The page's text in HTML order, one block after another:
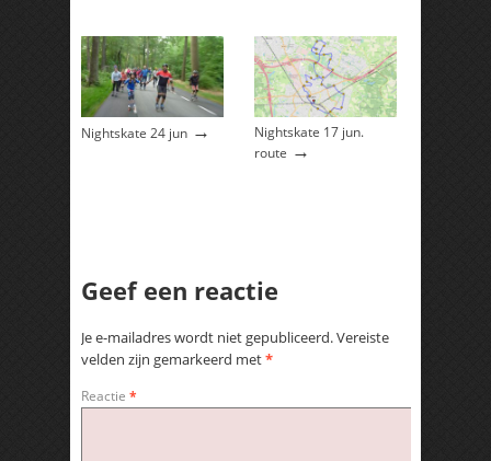
Nightskate 24 jun →
Nightskate 17 jun.
route →
Geef een reactie
Je e-mailadres wordt niet gepubliceerd.Vereiste
velden zijn gemarkeerd met*
Reactie *